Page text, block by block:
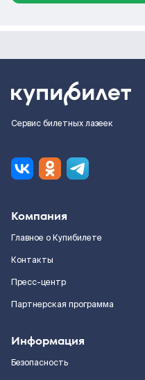
Сервис билетных лазеек
Компания
Главное о Купибилете
Контакты
Пресс-центр
Партнерская программа
Информация
Безопасность